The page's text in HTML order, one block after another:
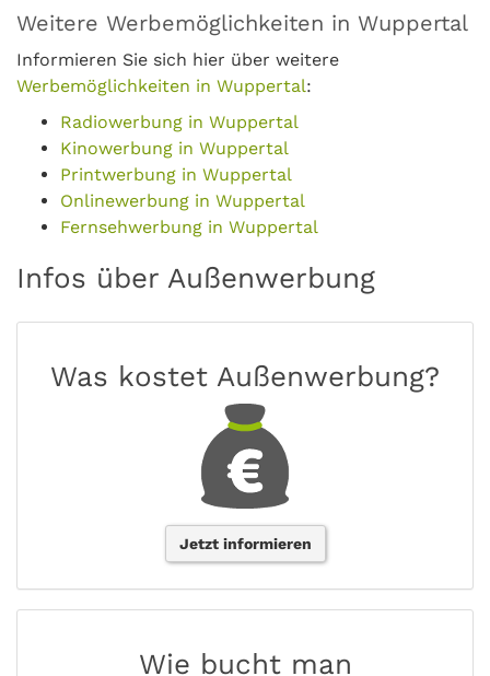
Weitere Werbemöglichkeiten in Wuppertal
Informieren Sie sich hier über weitere
Werbemöglichkeiten in Wuppertal:
Radiowerbung in Wuppertal
Kinowerbung in Wuppertal
Printwerbung in Wuppertal
Onlinewerbung in Wuppertal
Fernsehwerbung in Wuppertal
Infos über Außenwerbung
Was kostet Außenwerbung?
Jetzt informieren
Wie bucht man